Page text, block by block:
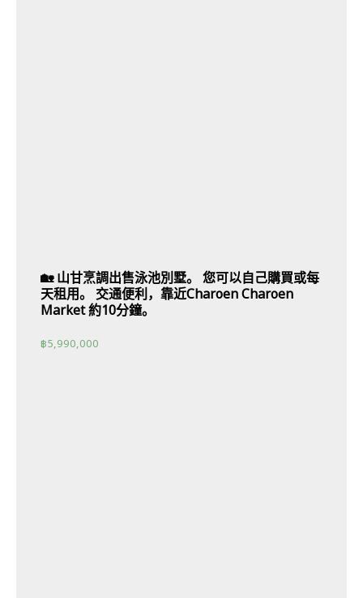
🏡 山甘烹調出售泳池別墅。 您可以自己購買或每
天租用。 交通便利，靠近Charoen Charoen
Market 約10分鐘。
฿5,990,000